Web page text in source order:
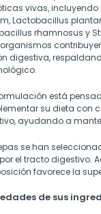
vivas,
Lactobacillus
rhamnosus y
digestiva,
está
su dieta con
ayudando a
se han
el tracto digestivo.
favorece la
de sus